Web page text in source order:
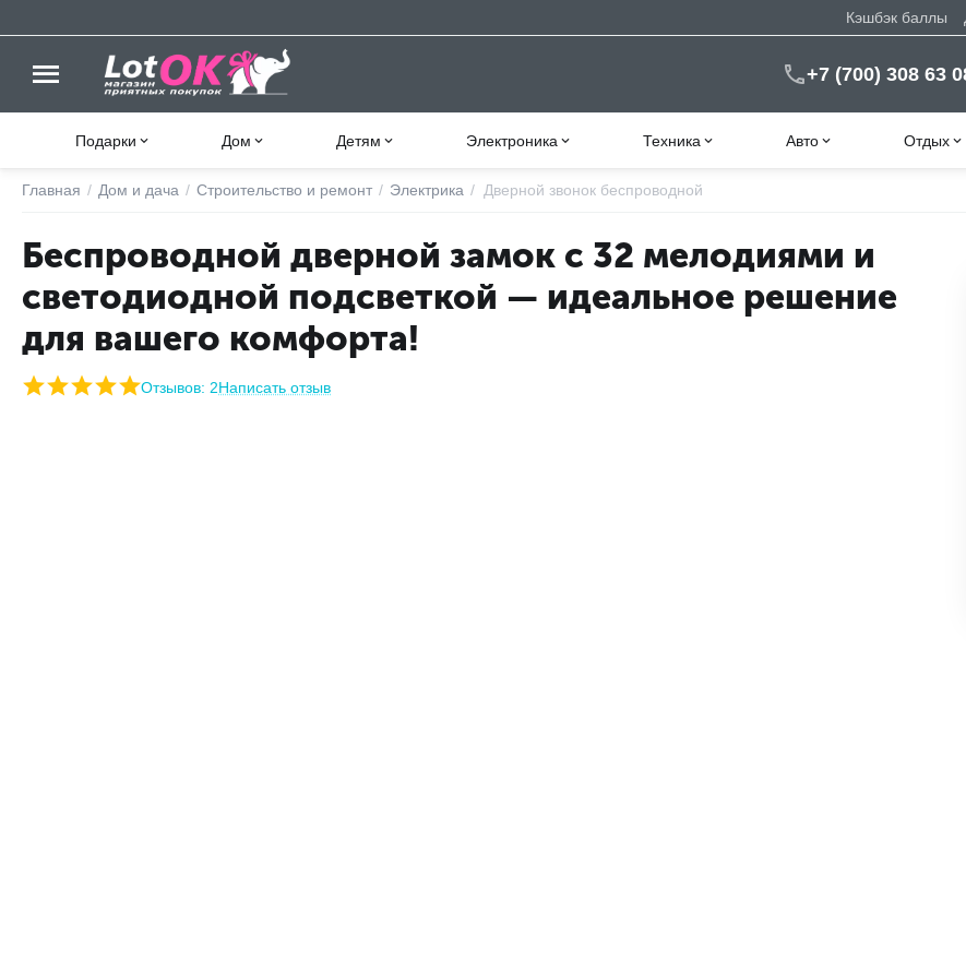
Кэшбэк баллы
+7 (700) 308 63
Подарки Дом Детям Электроника Техника Авто Отдых
Главная / Дом и дача / Строительство и ремонт / Электрика / Дверной звонок беспроводной
Беспроводной дверной замок с 32 мелодиями и
светодиодной подсветкой — идеальное решение
для вашего комфорта!
Отзывов: 2Написать отзыв